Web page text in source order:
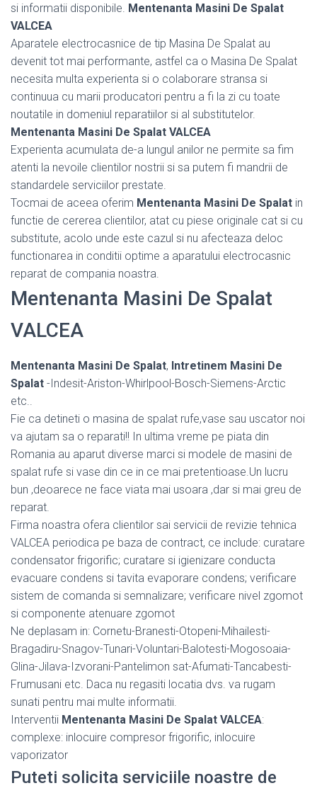
si informatii disponibile. Mentenanta Masini De Spalat
VALCEA
Aparatele electrocasnice de tip Masina De Spalat au
devenit tot mai performante, astfel ca o Masina De Spalat
necesita multa experienta si o colaborare stransa si
continuua cu marii producatori pentru a fi la zi cu toate
noutatile in domeniul reparatiilor si al substitutelor.
Mentenanta Masini De Spalat VALCEA
Experienta acumulata de-a lungul anilor ne permite sa fim
atenti la nevoile clientilor nostrii si sa putem fi mandrii de
standardele serviciilor prestate.
Tocmai de aceea oferim Mentenanta Masini De Spalat in
functie de cererea clientilor, atat cu piese originale cat si cu
substitute, acolo unde este cazul si nu afecteaza deloc
functionarea in conditii optime a aparatului electrocasnic
reparat de compania noastra.
Mentenanta Masini De Spalat
VALCEA
Mentenanta Masini De Spalat, Intretinem Masini De
Spalat -Indesit-Ariston-Whirlpool-Bosch-Siemens-Arctic
etc..
Fie ca detineti o masina de spalat rufe,vase sau uscator noi
va ajutam sa o reparati!! In ultima vreme pe piata din
Romania au aparut diverse marci si modele de masini de
spalat rufe si vase din ce in ce mai pretentioase.Un lucru
bun ,deoarece ne face viata mai usoara ,dar si mai greu de
reparat.
Firma noastra ofera clientilor sai servicii de revizie tehnica
VALCEA periodica pe baza de contract, ce include: curatare
condensator frigorific; curatare si igienizare conducta
evacuare condens si tavita evaporare condens; verificare
sistem de comanda si semnalizare; verificare nivel zgomot
si componente atenuare zgomot
Ne deplasam in: Cornetu-Branesti-Otopeni-Mihailesti-
Bragadiru-Snagov-Tunari-Voluntari-Balotesti-Mogosoaia-
Glina-Jilava-Izvorani-Pantelimon sat-Afumati-Tancabesti-
Frumusani etc. Daca nu regasiti locatia dvs. va rugam
sunati pentru mai multe informatii.
Interventii Mentenanta Masini De Spalat VALCEA:
complexe: inlocuire compresor frigorific, inlocuire
vaporizator
Puteti solicita serviciile noastre de